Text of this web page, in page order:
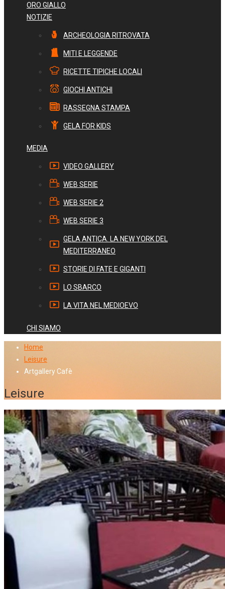
ORO GIALLO
NOTIZIE
ARCHEOLOGIA RITROVATA
MITI E LEGGENDE
RICETTE TIPICHE LOCALI
GIOCHI ANTICHI
RASSEGNA STAMPA
GELA FOR KIDS
MEDIA
VIDEO GALLERY
WEB SERIE
WEB SERIE 2
WEB SERIE 3
GELA ANTICA. LA NEW YORK DEL
MEDITERRANEO
STORIE DI FATE E GIGANTI
LO SBARCO
LA VITA NEL MEDIOEVO
CHI SIAMO
Home
Leisure
Artgallery Cafè
Leisure